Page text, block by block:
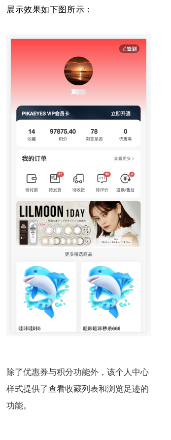
展示效果如下图所示：
除了优惠券与积分功能外，该个人中心
样式提供了查看收藏列表和浏览足迹的
功能。